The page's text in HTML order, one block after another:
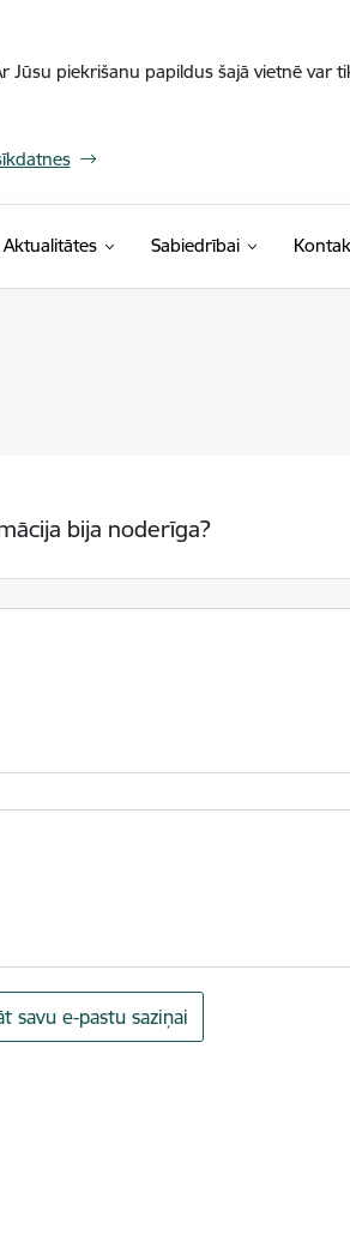
piekrišanu papildus šajā vietnē var
Aktualitātes Sabiedrībai
bija noderīga?
savu e-pastu saziņai